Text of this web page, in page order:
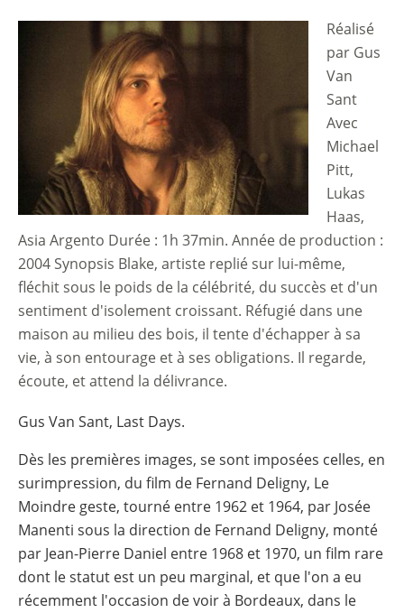
Réalisé
par Gus
Van
Sant
Avec
Michael
Pitt,
Lukas
Haas,
Asia Argento Durée : 1h 37min. Année de production :
2004 Synopsis Blake, artiste replié sur lui-même,
fléchit sous le poids de la célébrité, du succès et d'un
sentiment d'isolement croissant. Réfugié dans une
maison au milieu des bois, il tente d'échapper à sa
vie, à son entourage et à ses obligations. Il regarde,
écoute, et attend la délivrance.
Gus Van Sant, Last Days.
Dès les premières images, se sont imposées celles, en
surimpression, du film de Fernand Deligny, Le
Moindre geste, tourné entre 1962 et 1964, par Josée
Manenti sous la direction de Fernand Deligny, monté
par Jean-Pierre Daniel entre 1968 et 1970, un film rare
dont le statut est un peu marginal, et que l'on a eu
récemment l'occasion de voir à Bordeaux, dans le